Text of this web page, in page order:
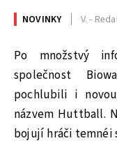
NOVINKY V. -
Po množstvý
společnost
pochlubili i
názvem Huttball.
bojují hráči temnéi